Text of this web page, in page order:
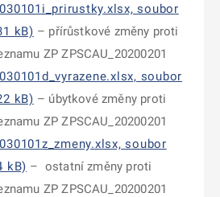
soubor
kB) – přírůstkové změny proti
ZP ZPSCAU_20200201
soubor
kB) – úbytkové změny proti
ZP ZPSCAU_20200201
soubor
kB) – ostatní změny proti
ZP ZPSCAU_20200201